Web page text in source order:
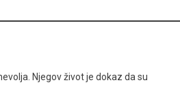
Njegov život je dokaz da su